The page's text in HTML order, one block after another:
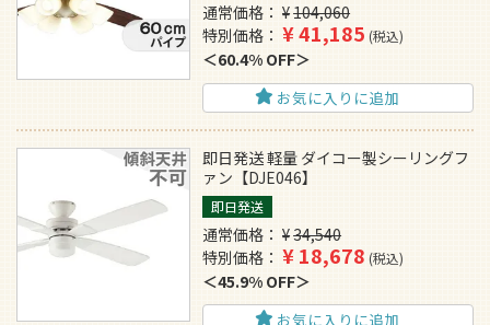
通常価格 ¥104,060
特別価格
¥41,185 税込
60.4% OFF
お気に入りに追加
即日発送 軽量 ダイコー製シーリングフ
ァン【DJE046】
即日発送
通常価格 ¥34,540
特別価格
¥18,678 税込
45.9% OFF
お気に入りに追加